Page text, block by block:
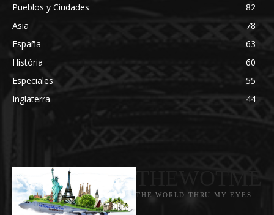
Pueblos y Ciudades
82
Asia
78
España
63
História
60
Especiales
55
Inglaterra
44
THE WORLD THRU MY EYES